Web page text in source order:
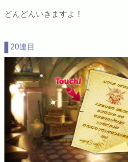
どんどんいきますよ！
20連目